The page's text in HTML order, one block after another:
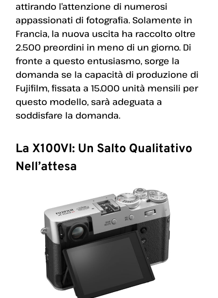
attirando l’attenzione di numerosi
appassionati di fotografia. Solamente in
Francia, la nuova uscita ha raccolto oltre
2.500 preordini in meno di un giorno. Di
fronte a questo entusiasmo, sorge la
domanda se la capacità di produzione di
Fujifilm, fissata a 15.000 unità mensili per
questo modello, sarà adeguata a
soddisfare la domanda.
La X100VI: Un Salto Qualitativo
Nell’attesa